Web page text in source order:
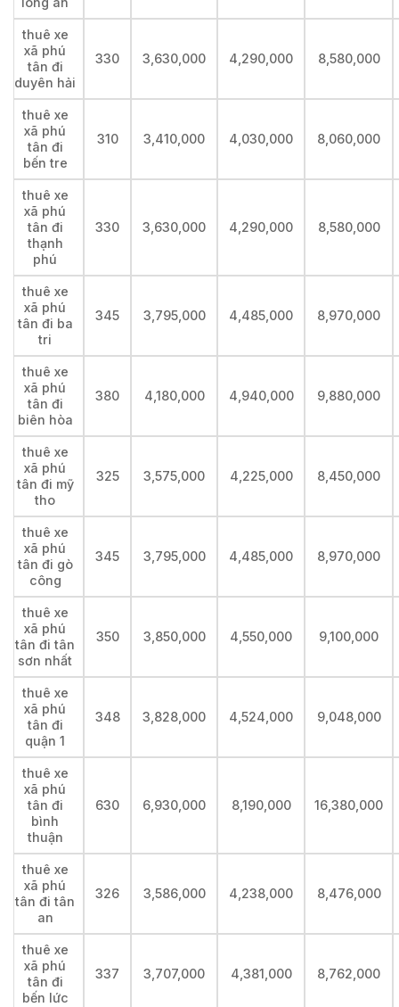
thuê xe
xã phú
tân đi
duyên hải
330 3,630,000 4,290,000 8,580,000
thuê xe
xã phú
tân đi
bến tre
310 3,410,000 4,030,000 8,060,000
thuê xe
xã phú
tân đi
thạnh
phú
330 3,630,000 4,290,000 8,580,000
thuê xe
xã phú
tân đi ba
tri
345 3,795,000 4,485,000 8,970,000
thuê xe
xã phú
tân đi
biên hòa
380 4,180,000 4,940,000 9,880,000
thuê xe
xã phú
tân đi mỹ
tho
325 3,575,000 4,225,000 8,450,000
thuê xe
xã phú
tân đi gò
công
345 3,795,000 4,485,000 8,970,000
thuê xe
xã phú
tân đi tân
sơn nhất
350 3,850,000 4,550,000 9,100,000
thuê xe
xã phú
tân đi
quận 1
348 3,828,000 4,524,000 9,048,000
thuê xe
xã phú
tân đi
bình
thuận
630 6,930,000 8,190,000 16,380,000
thuê xe
xã phú
tân đi tân
an
326 3,586,000 4,238,000 8,476,000
thuê xe
xã phú
tân đi
bến lức
337 3,707,000 4,381,000 8,762,000